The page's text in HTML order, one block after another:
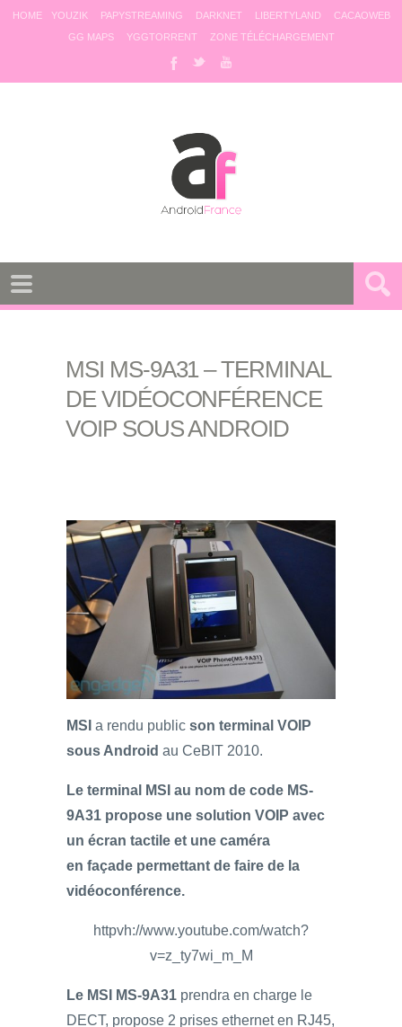
HOME YOUZIK PAPYSTREAMING DARKNET LIBERTYLAND
CACAOWEB
GG MAPS
YGGTORRENT ZONE TÉLÉCHARGEMENT
MSI MS-9A31 – TERMINAL
DE VIDÉOCONFÉRENCE
VOIP SOUS ANDROID
MSI a rendu public son terminal VOIP
sous Android au CeBIT 2010.
Le terminal MSI au nom de code MS-
9A31 propose une solution VOIP avec
un écran tactile et une caméra
en façade permettant de faire de la
vidéoconférence.
httpvh://www.youtube.com/watch?
v=z_ty7wi_m_M
Le MSI MS-9A31 prendra en charge le
DECT, propose 2 prises ethernet en RJ45,